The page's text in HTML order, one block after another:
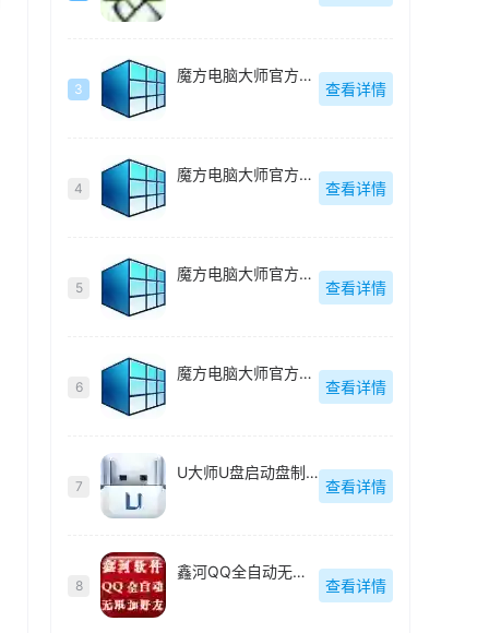
3
魔方电脑大师官方最新版
查看详情
4
魔方电脑大师官方最新版
查看详情
5
魔方电脑大师官方最新版
查看详情
6
魔方电脑大师官方最新版
查看详情
7
U大师U盘启动盘制作工具【附教程】
查看详情
8
鑫河QQ全自动无限加好友神器
查看详情